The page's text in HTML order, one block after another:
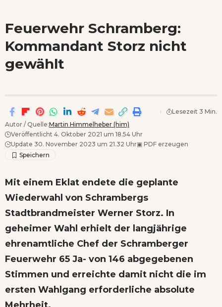
Feuerwehr Schramberg:
Kommandant Storz nicht
gewählt
Autor / Quelle:Martin Himmelheber (him)
Veröffentlicht 4. Oktober 2021 um 18.54 Uhr
Update 30. November 2023 um 21.32 Uhr▣ PDF erzeugen
Lesezeit 3 Min.
Mit einem Eklat endete die geplante
Wiederwahl von Schrambergs
Stadtbrandmeister Werner Storz. In
geheimer Wahl erhielt der langjährige
ehrenamtliche Chef der Schramberger
Feuerwehr 65 Ja- von 146 abgegebenen
Stimmen und erreichte damit nicht die im
ersten Wahlgang erforderliche absolute